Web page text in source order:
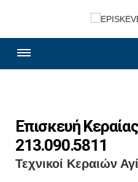
Επισκευή
213.090.5811
Τεχνικοί Κεραιών